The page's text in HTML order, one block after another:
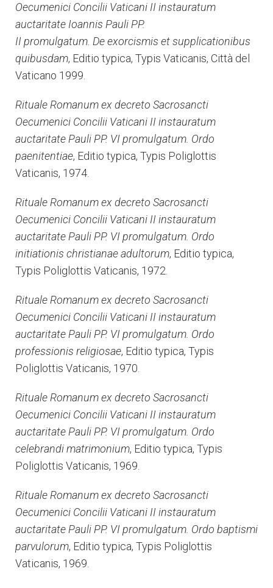
Oecumenici Concilii Vaticani II instauratum
auctaritate Ioannis Pauli PP.
II promulgatum. De exorcismis et supplicationibus
quibusdam, Editio typica, Typis Vaticanis, Città del
Vaticano 1999.
Rituale Romanum ex decreto Sacrosancti
Oecumenici Concilii Vaticani II instauratum
auctaritate Pauli PP. VI promulgatum. Ordo
paenitentiae, Editio typica, Typis Poliglottis
Vaticanis, 1974.
Rituale Romanum ex decreto Sacrosancti
Oecumenici Concilii Vaticani II instauratum
auctaritate Pauli PP. VI promulgatum. Ordo
initiationis christianae adultorum, Editio typica,
Typis Poliglottis Vaticanis, 1972.
Rituale Romanum ex decreto Sacrosancti
Oecumenici Concilii Vaticani II instauratum
auctaritate Pauli PP. VI promulgatum. Ordo
professionis religiosae, Editio typica, Typis
Poliglottis Vaticanis, 1970.
Rituale Romanum ex decreto Sacrosancti
Oecumenici Concilii Vaticani II instauratum
auctaritate Pauli PP. VI promulgatum. Ordo
celebrandi matrimonium, Editio typica, Typis
Poliglottis Vaticanis, 1969.
Rituale Romanum ex decreto Sacrosancti
Oecumenici Concilii Vaticani II instauratum
auctaritate Pauli PP. VI promulgatum. Ordo baptismi
parvulorum, Editio typica, Typis Poliglottis
Vaticanis, 1969.